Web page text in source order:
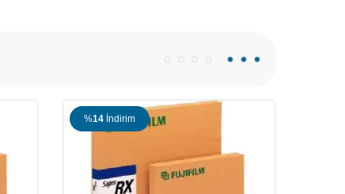
%14 İndirim